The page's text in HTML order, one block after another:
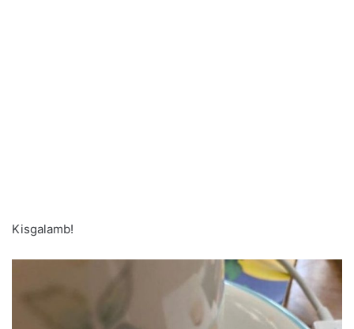
Kisgalamb!